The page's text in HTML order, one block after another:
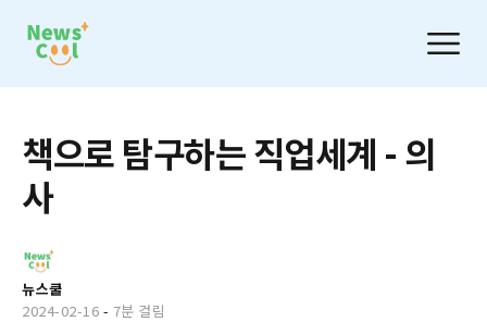
책으로 탐구하는 직업세계 - 의
사
뉴스쿨
2024-02-16 - 7분 걸림